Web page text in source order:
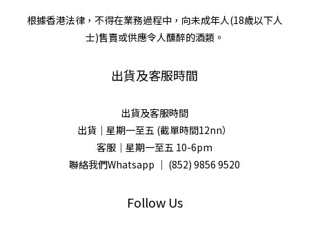
根據香港法律，不得在業務過程中，向未成年人(18歲以下人
士)售賣或供應令人醺醉的酒類。
出貨及客服時間
出貨及客服時間
出貨｜星期一至五 (截單時間12nn）
客服｜星期一至五 10-6pm
聯絡我們Whatsapp ｜ (852) 9856 9520
Follow Us